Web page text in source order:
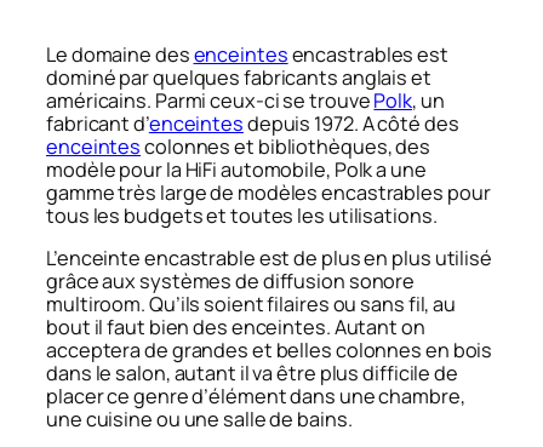
Le domaine desenceintesencastrables est
dominé par quelques fabricants anglais et
américains. Parmi ceux-ci se trouvePolk, un
fabricant d’enceintesdepuis 1972. A côté des
enceintescolonnes et bibliothèques, des
modèle pour la HiFi automobile, Polk a une
gamme très large de modèles encastrables pour
tous les budgets et toutes les utilisations.
L’enceinte encastrable est de plus en plus utilisé
grâce aux systèmes de diffusion sonore
multiroom. Qu’ils soient filaires ou sans fil, au
bout il faut bien des enceintes. Autant on
acceptera de grandes et belles colonnes en bois
dans le salon, autant il va être plus difficile de
placer ce genre d’élément dans une chambre,
une cuisine ou une salle de bains.